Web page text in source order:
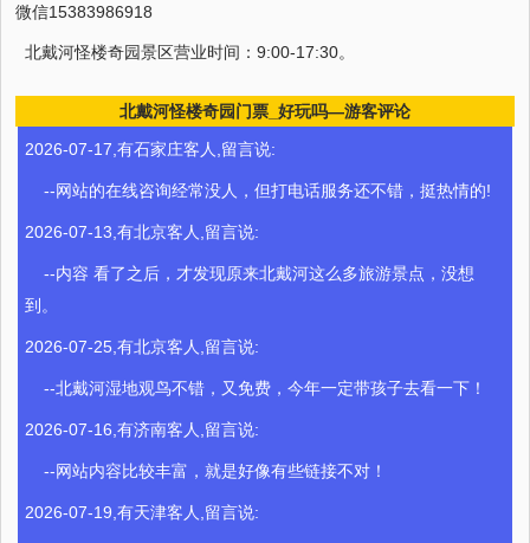
微信15383986918
北戴河怪楼奇园景区营业时间：9:00-17:30。
北戴河怪楼奇园门票_好玩吗—游客评论
2026-07-17,有石家庄客人,留言说:
--网站的在线咨询经常没人，但打电话服务还不错，挺热情的!
2026-07-13,有北京客人,留言说:
--内容 看了之后，才发现原来北戴河这么多旅游景点，没想
到。
2026-07-25,有北京客人,留言说:
--北戴河湿地观鸟不错，又免费，今年一定带孩子去看一下！
2026-07-16,有济南客人,留言说:
--网站内容比较丰富，就是好像有些链接不对！
2026-07-19,有天津客人,留言说: